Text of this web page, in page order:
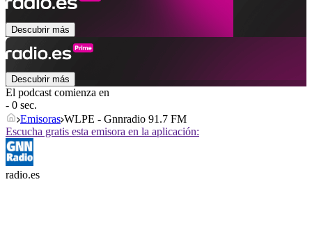
Descubrir más
Descubrir más
El podcast comienza en
- 0 sec.
Emisoras WLPE - Gnnradio 91.7 FM
Escucha gratis esta emisora en la aplicación:
radio.es